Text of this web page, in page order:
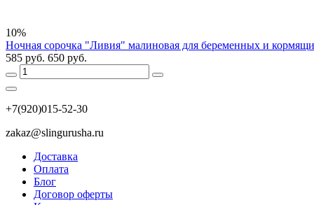
10%
Ночная сорочка "Ливия" малиновая для беременных и
585 руб. 650 руб.
+7(920)015-52-30
zakaz@slingurusha.ru
Доставка
Оплата
Блог
Договор оферты